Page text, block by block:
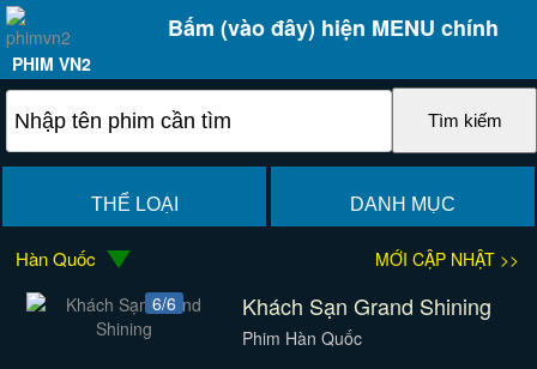
Bấm (vào đây) hiện MENU chính
PHIM VN2
THỂ LOẠI DANH MỤC
Hàn Quốc
MỚI CẬP NHẬT >>
6/6
Khách Sạn Grand Shining
Phim Hàn Quốc